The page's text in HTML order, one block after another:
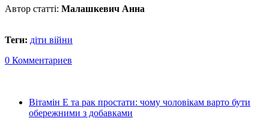
Автор статті: Малашкевич Анна
Теги: діти війни
0 Комментариев
Вітамін Е та рак простати: чому чоловікам варто бути
обережними з добавками